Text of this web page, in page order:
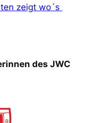
zeigt wo´s
des JWC